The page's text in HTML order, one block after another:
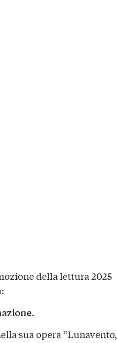
della lettura 2025
.
sua opera “Lunavento,